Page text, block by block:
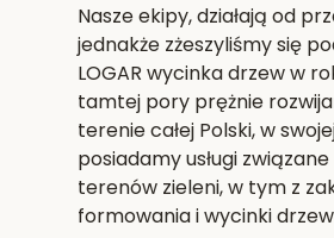
Nasze ekipy, działają od
jednakże zżeszyliśmy się
LOGAR wycinka drzew w
tamtej pory prężnie
terenie całej Polski, w
posiadamy usługi
terenów zieleni, w tym z
formowania i wycinki